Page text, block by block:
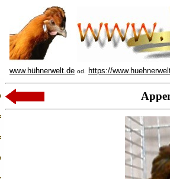
www.hühnerwelt.de od. https://